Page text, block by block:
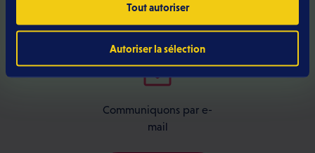
Tout autoriser
Autoriser la sélection
+352 499 466 888
Communiquons par e-
mail